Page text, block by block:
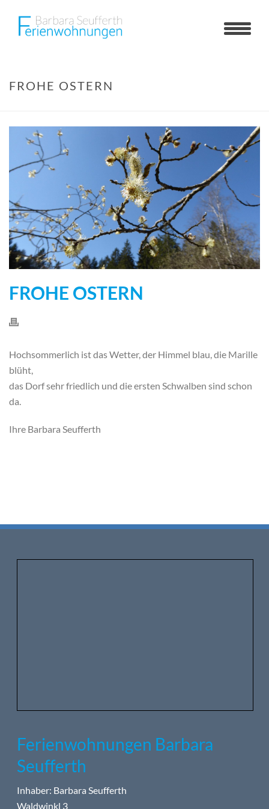
FROHE OSTERN
FROHE OSTERN
Hochsommerlich ist das Wetter, der Himmel blau, die Marille
blüht,
das Dorf sehr friedlich und die ersten Schwalben sind schon
da.
Ihre Barbara Seufferth
Ferienwohnungen Barbara
Seufferth
Inhaber: Barbara Seufferth
Waldwinkl 3